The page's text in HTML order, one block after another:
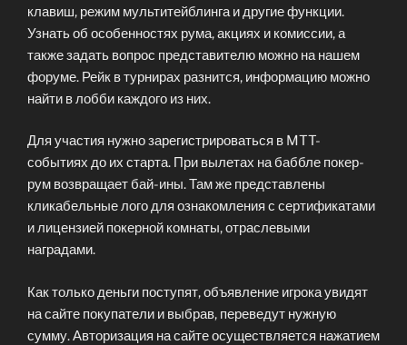
клавиш, режим мультитейблинга и другие функции.
Узнать об особенностях рума, акциях и комиссии, а
также задать вопрос представителю можно на нашем
форуме. Рейк в турнирах разнится, информацию можно
найти в лобби каждого из них.
Для участия нужно зарегистрироваться в MTT-
событиях до их старта. При вылетах на баббле покер-
рум возвращает бай-ины. Там же представлены
кликабельные лого для ознакомления с сертификатами
и лицензией покерной комнаты, отраслевыми
наградами.
Как только деньги поступят, объявление игрока увидят
на сайте покупатели и выбрав, переведут нужную
сумму. Авторизация на сайте осуществляется нажатием